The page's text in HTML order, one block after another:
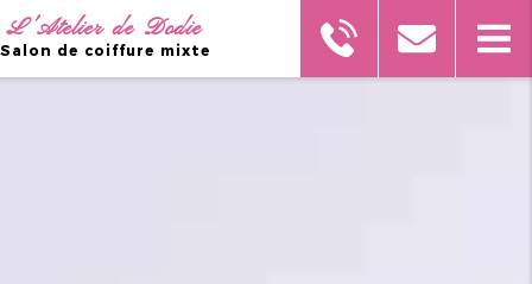
L'Atelier de Dodie
Salon de coiffure mixte